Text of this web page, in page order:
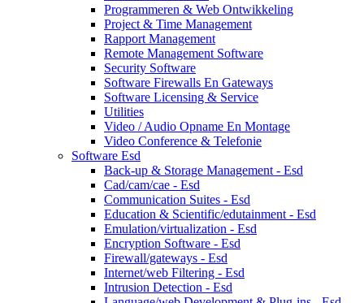
Programmeren & Web Ontwikkeling
Project & Time Management
Rapport Management
Remote Management Software
Security Software
Software Firewalls En Gateways
Software Licensing & Service
Utilities
Video / Audio Opname En Montage
Video Conference & Telefonie
Software Esd
Back-up & Storage Management - Esd
Cad/cam/cae - Esd
Communication Suites - Esd
Education & Scientific/edutainment - Esd
Emulation/virtualization - Esd
Encryption Software - Esd
Firewall/gateways - Esd
Internet/web Filtering - Esd
Intrusion Detection - Esd